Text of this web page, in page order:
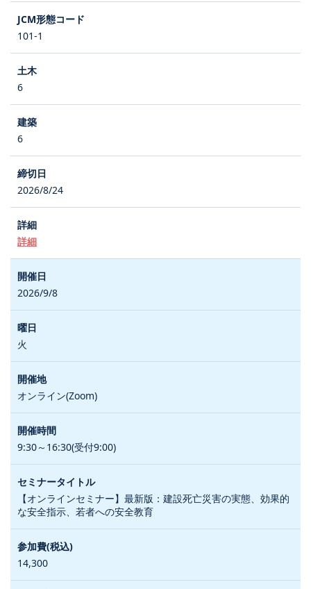
101-1
6
6
2026/8/24
詳細
2026/9/8
火
オンライン(Zoom)
9:30～16:30(受付9:00)
【オンラインセミナー】最新版：建設死亡災害の実態、効果的
な安全指示、若者への安全教育
14,300